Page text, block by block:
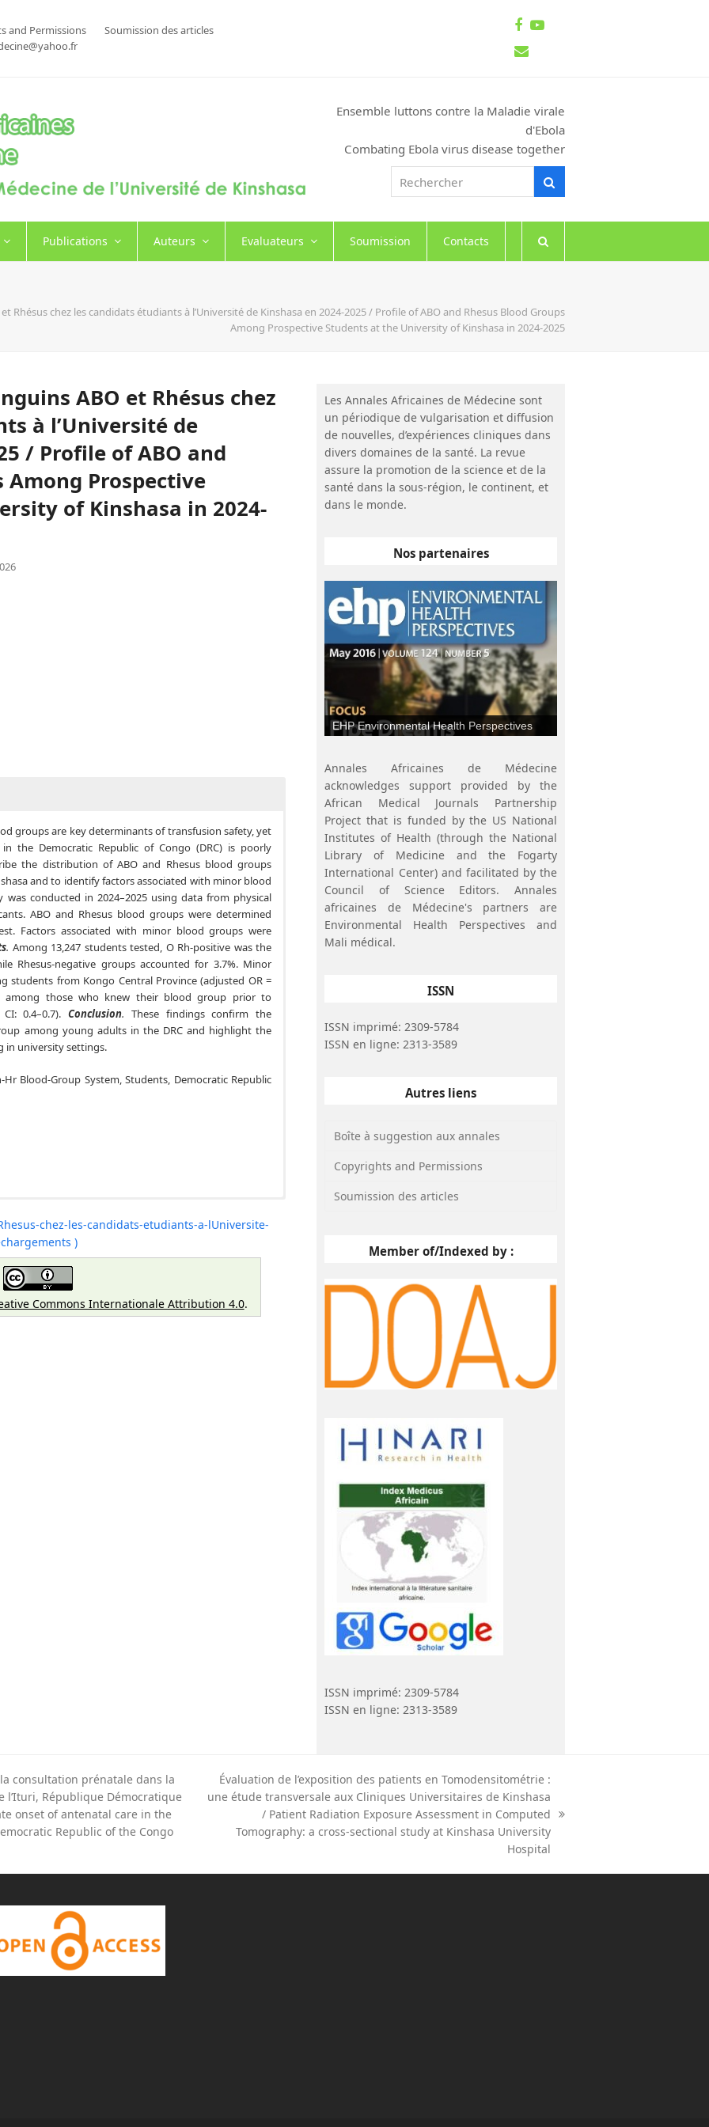
and Permissions
Soumission des articles
Facebook
Youtube
Email
Ensemble luttons contre la Maladie virale
d'Ebola
Combating Ebola virus disease together
Rechercher
Publications Auteurs Evaluateurs Soumission Contacts
Rhésus chez les candidats étudiants à l’Université de Kinshasa en 2024-2025 / Profile of ABO and Rhesus Blood Groups
Among Prospective Students at the University of Kinshasa in 2024-2025
ABO et Rhésus chez
à l’Université de
/ Profile of ABO and
Among Prospective
of Kinshasa in 2024-
groups are key determinants of transfusion safety, yet
the Democratic Republic of Congo (DRC) is poorly
the distribution of ABO and Rhesus blood groups
and to identify factors associated with minor blood
was conducted in 2024–2025 using data from physical
ABO and Rhesus blood groups were determined
Factors associated with minor blood groups were
. Among 13,247 students tested, O Rh-positive was the
Rhesus-negative groups accounted for 3.7%. Minor
students from Kongo Central Province (adjusted OR =
among those who knew their blood group prior to
0.4–0.7).Conclusion. These findings confirm the
among young adults in the DRC and highlight the
in university settings.
Hr Blood-Group System, Students, Democratic Republic
documentée chez les jeunes adultes en République
à décrire la répartition des groupes sanguins ABO et
de Kinshasa et à identifier les facteurs associés
.Il s’agissait d’une étude transversale menée en
d’aptitude physique des candidats étudiants. Les
déterminés par test rapide immuno-hématologique. Les
ont été analysés par régression logistique.
chez-les-candidats-etudiants-a-lUniversite-
)
Commons Internationale Attribution 4.0.
Les Annales Africaines de Médecine sont
un périodique de vulgarisation et diffusion
de nouvelles, d’expériences cliniques dans
divers domaines de la santé. La revue
assure la promotion de la science et de la
santé dans la sous-région, le continent, et
dans le monde.
Nos partenaires
EHP Environmental Health Perspectives
Annales Africaines de Médecine
acknowledges support provided by the
African Medical Journals Partnership
Project that is funded by the US National
Institutes of Health (through the National
Library of Medicine and the Fogarty
International Center) and facilitated by the
Council of Science Editors. Annales
africaines de Médecine's partners are
Environmental Health Perspectives and
Mali médical.
ISSN
ISSN imprimé: 2309-5784
ISSN en ligne: 2313-3589
Autres liens
Boîte à suggestion aux annales
Copyrights and Permissions
Soumission des articles
Member of/Indexed by :
ISSN imprimé: 2309-5784
ISSN en ligne: 2313-3589
consultation prénatale dans la
l’Ituri, République Démocratique
onset of antenatal care in the
Republic of the Congo
Évaluation de l’exposition des patients en Tomodensitométrie :
une étude transversale aux Cliniques Universitaires de Kinshasa
/ Patient Radiation Exposure Assessment in Computed
Tomography: a cross-sectional study at Kinshasa University
Hospital